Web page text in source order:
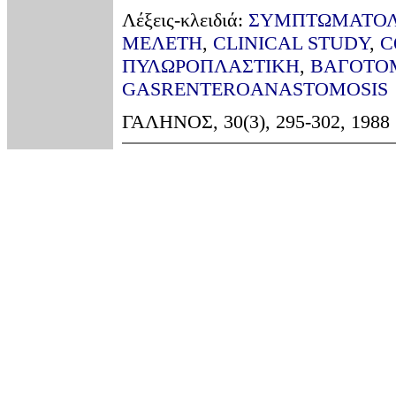
Λέξεις-κλειδιά:
ΜEΛΕΤΗ, CLINICAL STUDY,
ΠΥΛΩΡΟΠΛΑΣΤΙΚΗ,
GASRENTEROANASTOMOSIS
ΓΑΛΗΝΟΣ, 30(3), 295-302, 1988